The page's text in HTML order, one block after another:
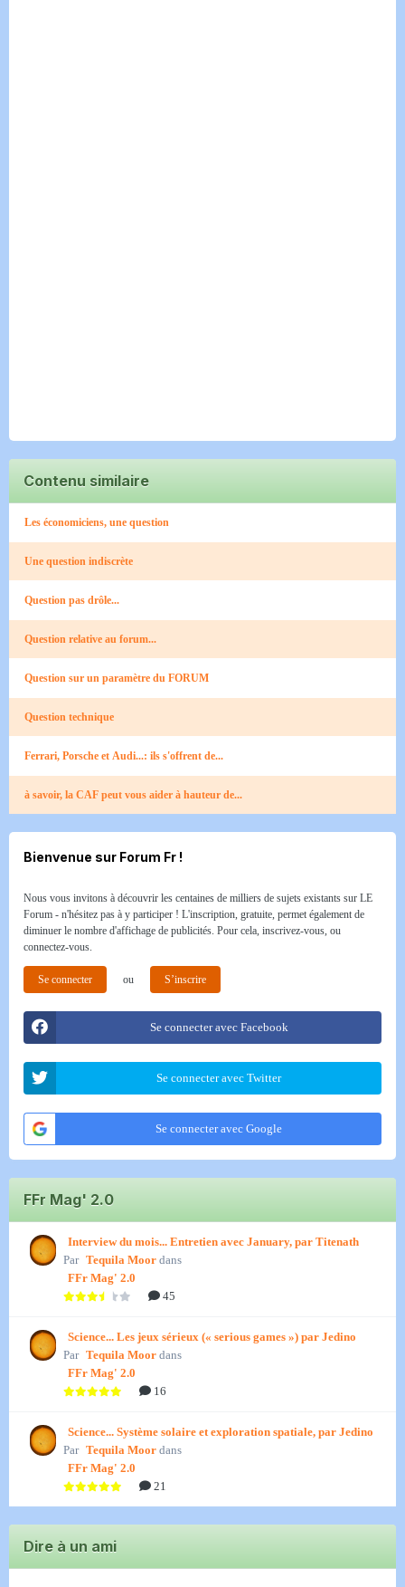
Contenu similaire
Les économiciens, une question
Une question indiscrète
Question pas drôle...
Question relative au forum...
Question sur un paramètre du FORUM
Question technique
Ferrari, Porsche et Audi...: ils s'offrent de...
à savoir, la CAF peut vous aider à hauteur de...
Bienvenue sur Forum Fr !
Nous vous invitons à découvrir les centaines de milliers de sujets existants sur LE
Forum - n'hésitez pas à y participer ! L'inscription, gratuite, permet également de
diminuer le nombre d'affichage de publicités. Pour cela, inscrivez-vous, ou
connectez-vous.
Se connecter ou S’inscrire
Se connecter avec Facebook
Se connecter avec Twitter
Se connecter avec Google
FFr Mag' 2.0
Interview du mois... Entretien avec January, par Titenath
Par Tequila Moor dans
FFr Mag' 2.0
45
Science... Les jeux sérieux (« serious games ») par Jedino
Par Tequila Moor dans
FFr Mag' 2.0
16
Science... Système solaire et exploration spatiale, par Jedino
Par Tequila Moor dans
FFr Mag' 2.0
21
Dire à un ami